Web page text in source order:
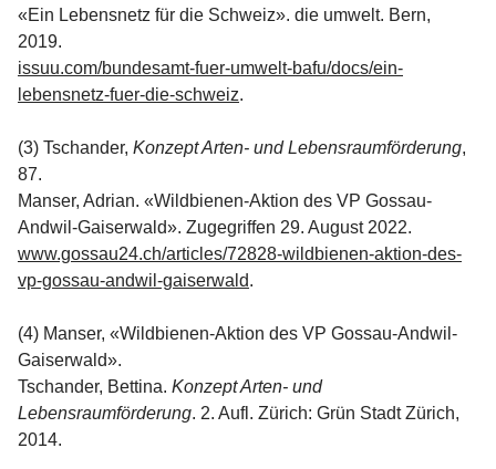
«Ein Lebensnetz für die Schweiz». die umwelt. Bern,
2019.
issuu.com/bundesamt-fuer-umwelt-bafu/docs/ein-
lebensnetz-fuer-die-schweiz.
(3) Tschander, Konzept Arten- und Lebensraumförderung,
87.
Manser, Adrian. «Wildbienen-Aktion des VP Gossau-
Andwil-Gaiserwald». Zugegriffen 29. August 2022.
www.gossau24.ch/articles/72828-wildbienen-aktion-des-
vp-gossau-andwil-gaiserwald.
(4) Manser, «Wildbienen-Aktion des VP Gossau-Andwil-
Gaiserwald».
Tschander, Bettina. Konzept Arten- und
Lebensraumförderung. 2. Aufl. Zürich: Grün Stadt Zürich,
2014.